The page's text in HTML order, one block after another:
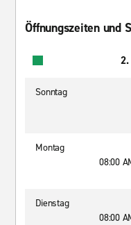
Öffnungszeiten und
Sonntag
Montag
08:00
Dienstag
08:00